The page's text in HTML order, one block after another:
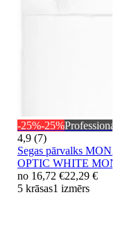
-25%-25%Professional
4,9 (7)
Segas pārvalks
OPTIC WHITE MON
no 16,72 €22,29 €
5 krāsas1 izmērs